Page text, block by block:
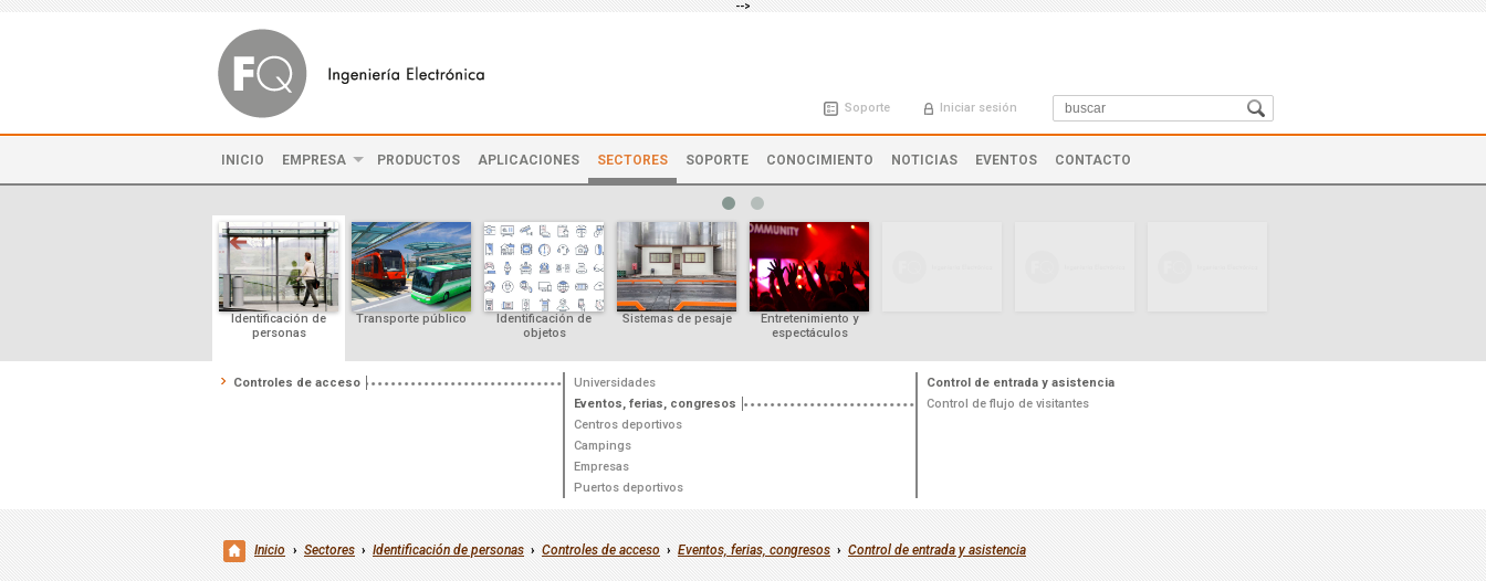
-->
Soporte Iniciar sesión
INICIO EMPRESA PRODUCTOS APLICACIONES SECTORES SOPORTE CONOCIMIENTO NOTICIAS EVENTOS CONTACTO
Identificación de
personas
Transporte público
Identificación de
objetos
Sistemas de pesaje
Entretenimiento y
espectáculos
Controles de acceso
Universidades
Eventos, ferias, congresos
Centros deportivos
Campings
Empresas
Puertos deportivos
Control de entrada y asistencia
Control de flujo de visitantes
Inicio › Sectores › Identificación de personas › Controles de acceso › Eventos, ferias, congresos › Control de entrada y asistencia